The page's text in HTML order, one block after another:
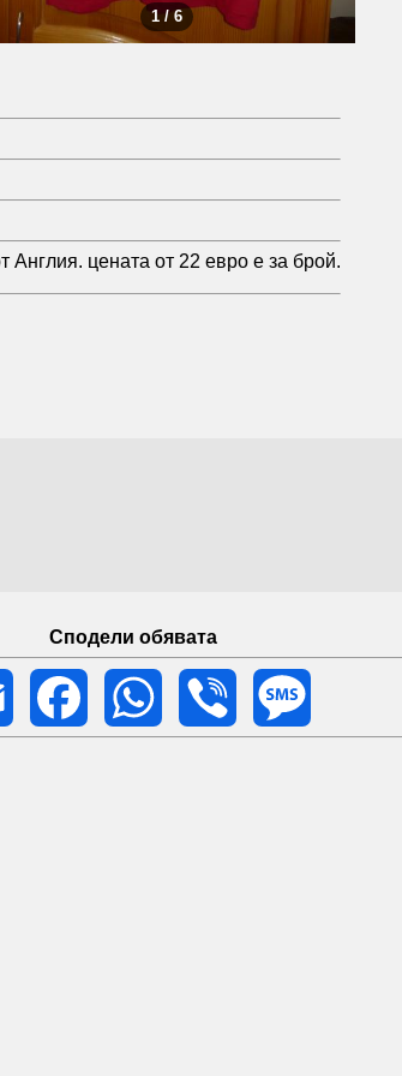
1 / 6
Англия. цената от 22 евро е за брой.
Сподели обявата
Email
Facebook WhatsApp Viber